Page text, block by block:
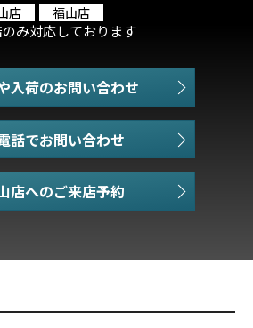
店 福山店
み対応しております
入荷のお問い合わせ
話でお問い合わせ